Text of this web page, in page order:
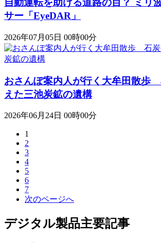
自動運転を助ける道路の目？ ミリ
サー「EyeDAR」
2026年07月05日 00時00分
おさんぽ案内人が行く大牟田散歩
えた三池炭鉱の遺構
2026年06月24日 00時00分
1
2
3
4
5
6
7
次のページへ
デジタル製品主要記事